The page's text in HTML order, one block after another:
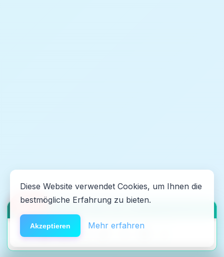
🆘Hilfe
Diese Website verwendet Cookies, um Ihnen die
bestmögliche Erfahrung zu bieten.
Akzeptieren Mehr erfahren